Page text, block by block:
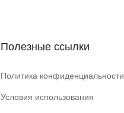
Полезные ссылки
Политика конфиденциальности
Условия использования